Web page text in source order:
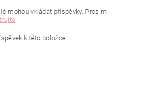
mohou vkládat příspěvky. Prosím
.
k této položce.